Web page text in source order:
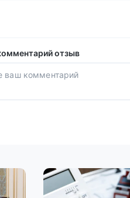
отзыв